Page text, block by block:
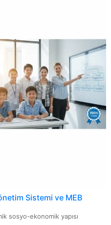
Hizmet Yönetimi Sistemi
Üretim Uygulamaları
Sistemi ve MEB
sosyo-ekonomik yapısı